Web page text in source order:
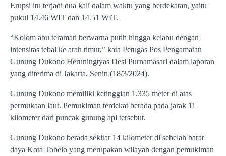
Erupsi itu terjadi dua kali dalam waktu yang berdekatan, yaitu
pukul 14.46 WIT dan 14.51 WIT.
“Kolom abu teramati berwarna putih hingga kelabu dengan
intensitas tebal ke arah timur,” kata Petugas Pos Pengamatan
Gunung Dukono Heruningtyas Desi Purnamasari dalam laporan
yang diterima di Jakarta, Senin (18/3/2024).
Gunung Dukono memiliki ketinggian 1.335 meter di atas
permukaan laut. Pemukiman terdekat berada pada jarak 11
kilometer dari puncak gunung api tersebut.
Gunung Dukono berada sekitar 14 kilometer di sebelah barat
daya Kota Tobelo yang merupakan wilayah dengan pemukiman